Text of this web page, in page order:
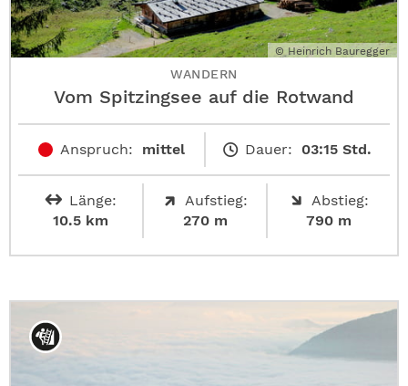
© Heinrich Bauregger
WANDERN
Vom Spitzingsee auf die Rotwand
Anspruch: mittel Dauer: 03:15 Std.
Länge:
10.5 km
Aufstieg:
270 m
Abstieg:
790 m